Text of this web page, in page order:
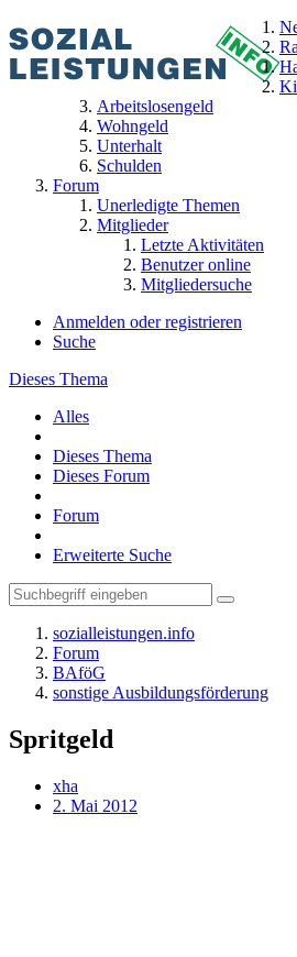
Arbeitslosengeld
Wohngeld
Unterhalt
Schulden
Forum
Unerledigte Themen
Mitglieder
Letzte Aktivitäten
Benutzer online
Mitgliedersuche
Anmelden oder registrieren
Suche
Dieses Thema
Alles
Dieses Thema
Dieses Forum
Forum
Erweiterte Suche
sozialleistungen.info
Forum
BAföG
sonstige Ausbildungsförderung
Spritgeld
xha
2. Mai 2012